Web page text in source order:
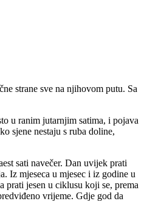
strane sve na njihovom putu. Sa
u ranim jutarnjim satima, i pojava
sjene nestaju s ruba doline,
sati navečer. Dan uvijek prati
Iz mjeseca u mjesec i iz godine u
prati jesen u ciklusu koji se, prema
vrijeme. Gdje god da